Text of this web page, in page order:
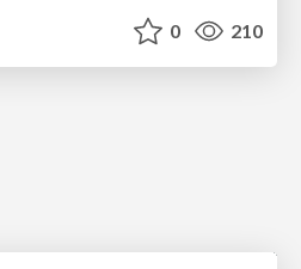
0 210